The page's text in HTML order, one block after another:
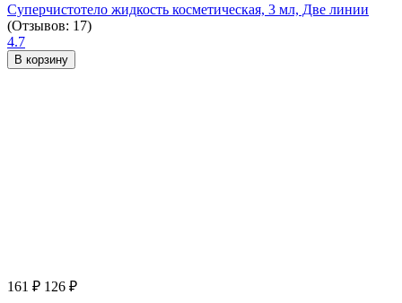
Суперчистотело жидкость косметическая, 3 мл, Две линии
(Отзывов: 17)
4.7
В корзину
161 ₽ 126 ₽